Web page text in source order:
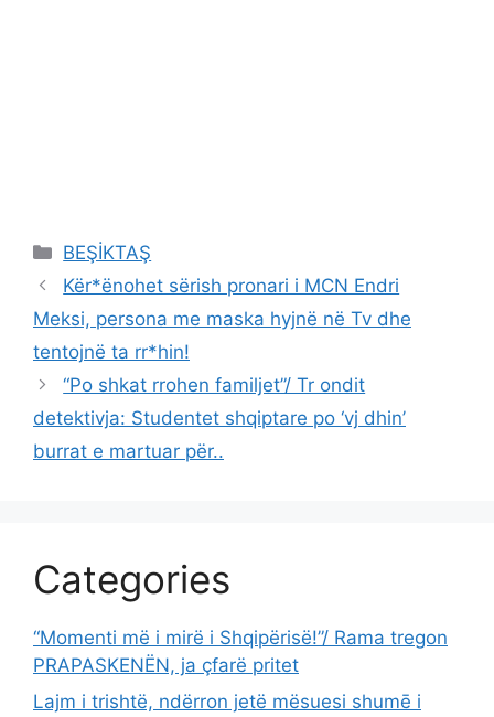
Categories
BEŞİKTAŞ
Kër*ënohet sërish pronari i MCN Endri
Meksi, persona me maska hyjnë në Tv dhe
tentojnë ta rr*hin!
“Po shkat rrohen familjet”/ Tr ondit
detektivja: Studentet shqiptare po ‘vj dhin’
burrat e martuar për..
Categories
“Momenti më i mirë i Shqipërisë!”/ Rama tregon
PRAPASKENËN, ja çfarë pritet
Lajm i trishtë, ndërron jetë mësuesi shumē i